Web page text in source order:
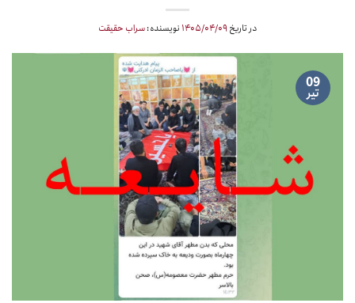
در تاریخ ۱۴۰۵/۰۴/۰۹ نویسنده:سراب حقیقت
09
تیر